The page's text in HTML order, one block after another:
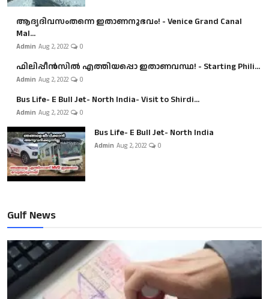
ആദ്യദിവസംതന്നെ ഇതാണനുഭവം! - Venice Grand Canal
Mal...
Admin Aug 2, 2022 0
ഫിലിപ്പീൻസിൽ എത്തിയപ്പൊ ഇതാണവസ്ഥ! - Starting Phili...
Admin Aug 2, 2022 0
Bus Life- E Bull Jet- North India- Visit to Shirdi...
Admin Aug 2, 2022 0
Bus Life- E Bull Jet- North India
Admin Aug 2, 2022 0
Gulf News